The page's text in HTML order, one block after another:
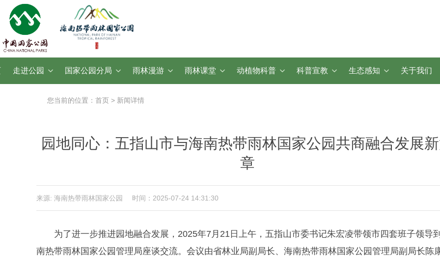
走进公园 国家公园分局 雨林漫游 雨林课堂 动植物科普 科普宣教 生态感知 关于我们
您当前的位置：首页 > 新闻详情
园地同心：五指山市与海南热带雨林国家公园共商融合发展
章
来源: 海南热带雨林国家公园 时间：2025-07-24 14:31:30
为了进一步推进园地融合发展，2025年7月21日上午，五指山市委书记朱宏凌带领市四套班子领导
南热带雨林国家公园管理局座谈交流。会议由省林业局副局长、海南热带雨林国家公园管理局副局长陈